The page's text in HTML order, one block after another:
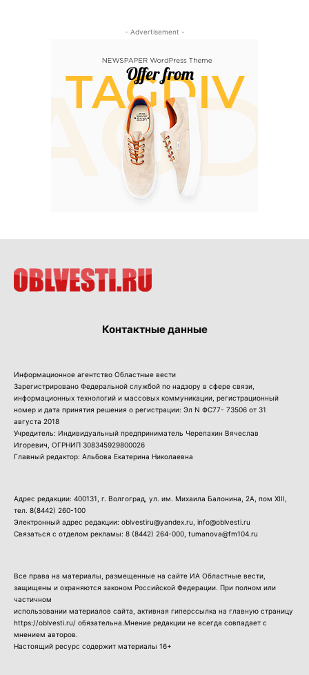
- Advertisement -
Контактные данные
Информационное агентство Областные вести
Зарегистрировано Федеральной службой по надзору в сфере связи,
информационных технологий и массовых коммуникации, регистрационный
номер и дата принятия решения о регистрации: Эл N ФС77- 73506 от 31
августа 2018
Учредитель: Индивидуальный предприниматель Черепахин Вячеслав
Игоревич, ОГРНИП 308345929800026
Главный редактор: Альбова Екатерина Николаевна
Адрес редакции: 400131, г. Волгоград, ул. им. Михаила Балонина, 2А, пом XIII,
тел. 8(8442) 260-100
Электронный адрес редакции: oblvestiru@yandex.ru, info@oblvesti.ru
Связаться с отделом рекламы: 8 (8442) 264-000 , tumanova@fm104.ru
Все права на материалы, размещенные на сайте ИА Областные вести,
защищены и охраняются законом Российской Федерации. При полном или
частичном
использовании материалов сайта, активная гиперссылка на главную страницу
https://oblvesti.ru/ обязательна.Мнение редакции не всегда совпадает с
мнением авторов.
Настоящий ресурс содержит материалы 16+